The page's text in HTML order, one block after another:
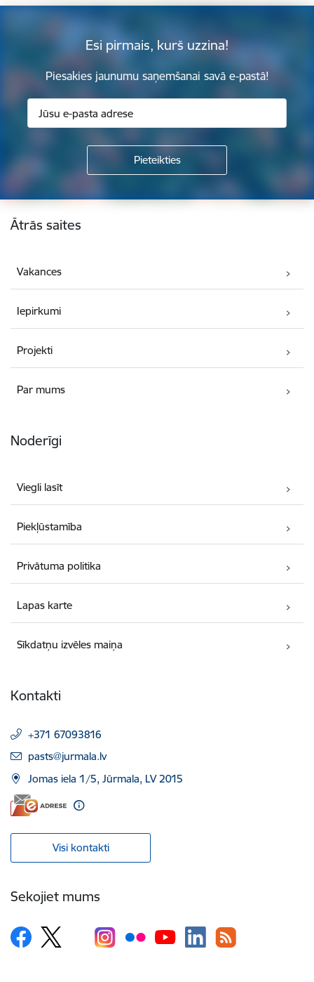
Esi pirmais, kurš uzzina!
Piesakies jaunumu saņemšanai savā e-pastā!
Kājene
Ātrās saites
Vakances
Iepirkumi
Projekti
Par mums
Noderīgi
Viegli lasīt
Piekļūstamība
Privātuma politika
Lapas karte
Sīkdatņu izvēles maiņa
Kontakti
+371 67093816
E-pasts:
pasts@jurmala.lv
Jomas iela 1/5, Jūrmala, LV 2015
Visi kontakti
Sekojiet mums